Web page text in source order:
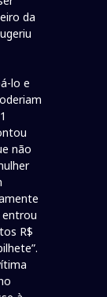
da
lo e
não
R$